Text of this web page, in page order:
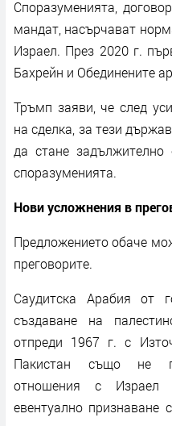
Споразуменията,
мандат, насърчават
Израел. През 2020 г.
Бахрейн и Обединените
Тръмп заяви, че след
на сделка, за тези
да стане
споразуменията.
Нови усложнения в
Предложението обаче
преговорите.
Саудитска Арабия от
създаване на
отпреди 1967 г. с
Пакистан също не
отношения с Израел
евентуално признаване